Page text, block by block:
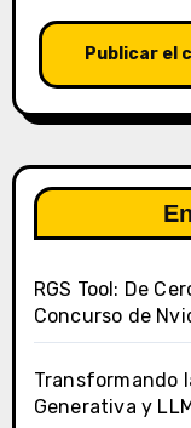
RGS Tool: De
Concurso de
Transformando
Generativa y